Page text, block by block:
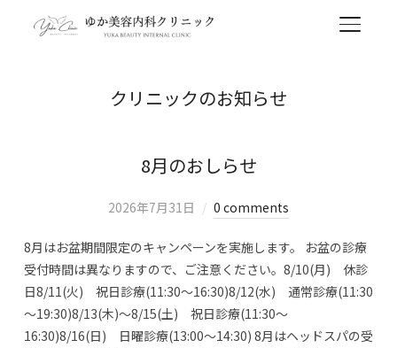
クリニックのお知らせ
8月のおしらせ
2026年7月31日 0 comments
8月はお盆期間限定のキャンペーンを実施します。 お盆の診療
受付時間は異なりますので、ご注意ください。8/10(月) 休診
日8/11(火) 祝日診療(11:30～16:30)8/12(水) 通常診療(11:30
～19:30)8/13(木)～8/15(土) 祝日診療(11:30～
16:30)8/16(日) 日曜診療(13:00～14:30) 8月はヘッドスパの受